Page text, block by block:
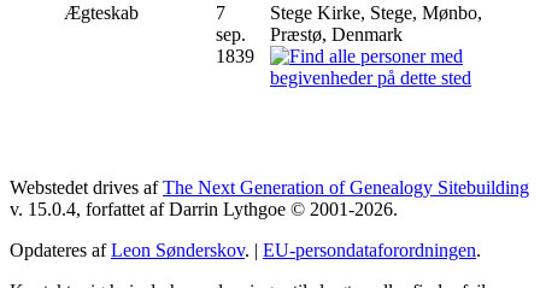
Ægteskab
7
sep.
1839
Stege Kirke, Stege, Mønbo,
Præstø, Denmark
Webstedet drives afThe Next Generation of Genealogy Sitebuilding
v. 15.0.4, forfattet af Darrin Lythgoe © 2001-2026.
Opdateres afLeon Sønderskov. | EU-persondataforordningen.